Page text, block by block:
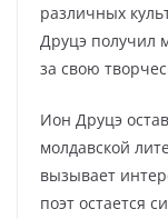
различных
Друцэ получил
за свою
Ион Друцэ
молдавской
вызывает
поэт остается